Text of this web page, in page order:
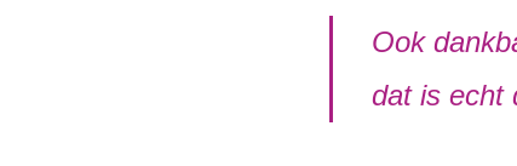
Ook
dat is echt